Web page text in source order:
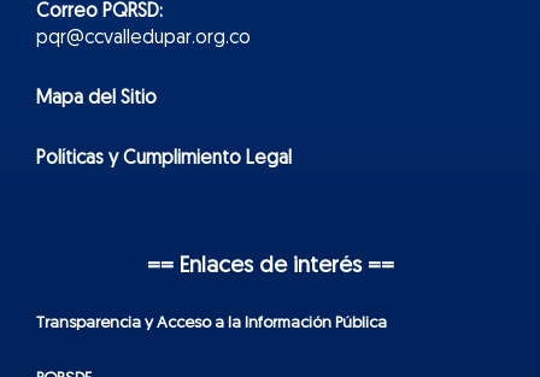
Correo PQRSD:
pqr@ccvalledupar.org.co
Mapa del Sitio
Políticas y Cumplimiento Legal
== Enlaces de interés ==
Transparencia y Acceso a la Información Pública